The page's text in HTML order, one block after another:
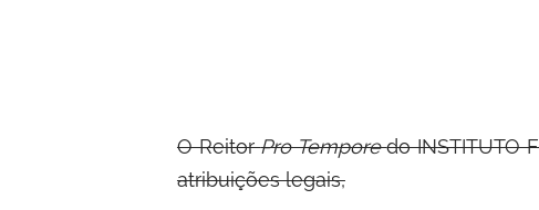
O ReitorPro Temporedo INSTITUTO
atribuições legais,